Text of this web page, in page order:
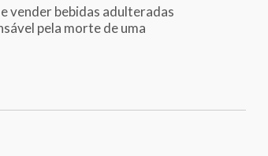
vender bebidas adulteradas
pela morte de uma